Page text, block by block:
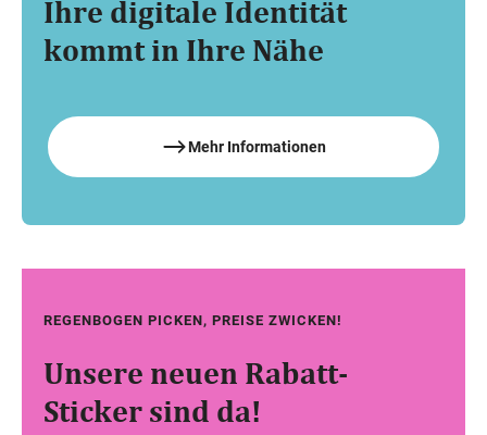
Ihre digitale Identität
kommt in Ihre Nähe
Mehr Informationen
Do,30 Jul
REGENBOGEN PICKEN, PREISE ZWICKEN!
Unsere neuen Rabatt-
Sticker sind da!